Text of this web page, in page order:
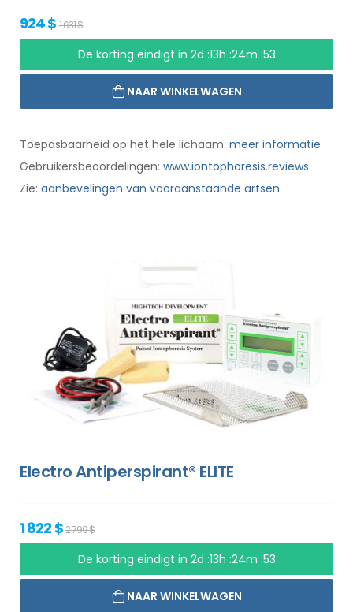
924 $1 631 $
De korting eindigt in 2d :13h :24m :52
NAAR WINKELWAGEN
Toepasbaarheid op het hele lichaam: meer informatie
Gebruikersbeoordelingen: www.iontophoresis.reviews
Zie: aanbevelingen van vooraanstaande artsen
Electro Antiperspirant® ELITE
1 822 $2 799 $
De korting eindigt in 2d :13h :24m :52
NAAR WINKELWAGEN